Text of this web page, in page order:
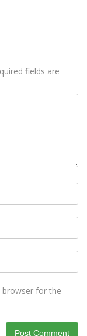
fields are
browser for the